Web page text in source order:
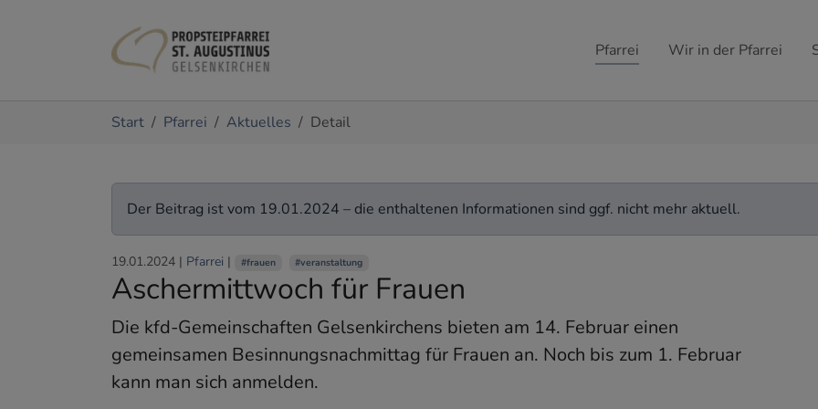
Pfarrei Wir in der Pfarrei
Start Pfarrei Aktuelles Detail
Der Beitrag ist vom 19.01.2024 – die enthaltenen Informationen sind ggf. nicht mehr aktuell.
19.01.2024 | Pfarrei | #frauen #veranstaltung
Aschermittwoch für Frauen
Die kfd-Gemeinschaften Gelsenkirchens bieten am 14. Februar einen
gemeinsamen Besinnungsnachmittag für Frauen an. Noch bis zum 1. Februar
kann man sich anmelden.